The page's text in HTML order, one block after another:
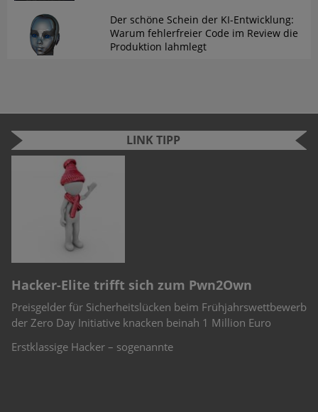
Der schöne Schein der KI-Entwicklung:
Warum fehlerfreier Code im Review die
Produktion lahmlegt
LINK TIPP
Hacker-Elite trifft sich zum Pwn2Own
Preisgelder für Sicherheitslücken beim Frühjahrswettbewerb
der Zero Day Initiative knacken beinah 1 Million Euro
Erstklassige Hacker – sogenannte